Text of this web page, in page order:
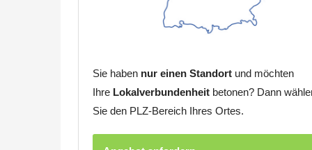
Sie haben nur einen Standort und möchten
Ihre Lokalverbundenheit betonen? Dann
Sie den PLZ-Bereich Ihres Ortes.